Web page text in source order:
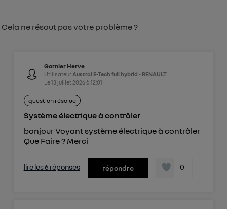
Cela ne résout pas votre problème ?
Garnier Herve
Utilisateur Austral E-Tech full hybrid - RENAULT
Le13 juillet 2026à 12:01
question résolue
Système électrique à contrôler
bonjour Voyant système électrique à contrôler
Que Faire ? Merci
lire les 6 réponses répondre 0
Pour plus d'informations, veuillez consulter
Politique d'information sur les données